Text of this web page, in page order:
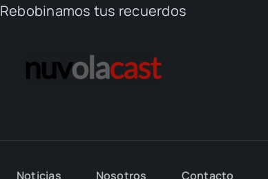
Rebobinamos tus recuerdos
Noticias Nosotros Contacto